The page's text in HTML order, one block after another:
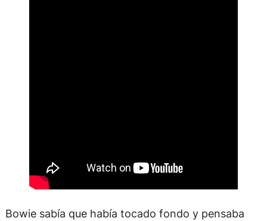
Bowie sabía que había tocado fondo y pensaba